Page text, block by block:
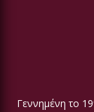
Γεννημένη το